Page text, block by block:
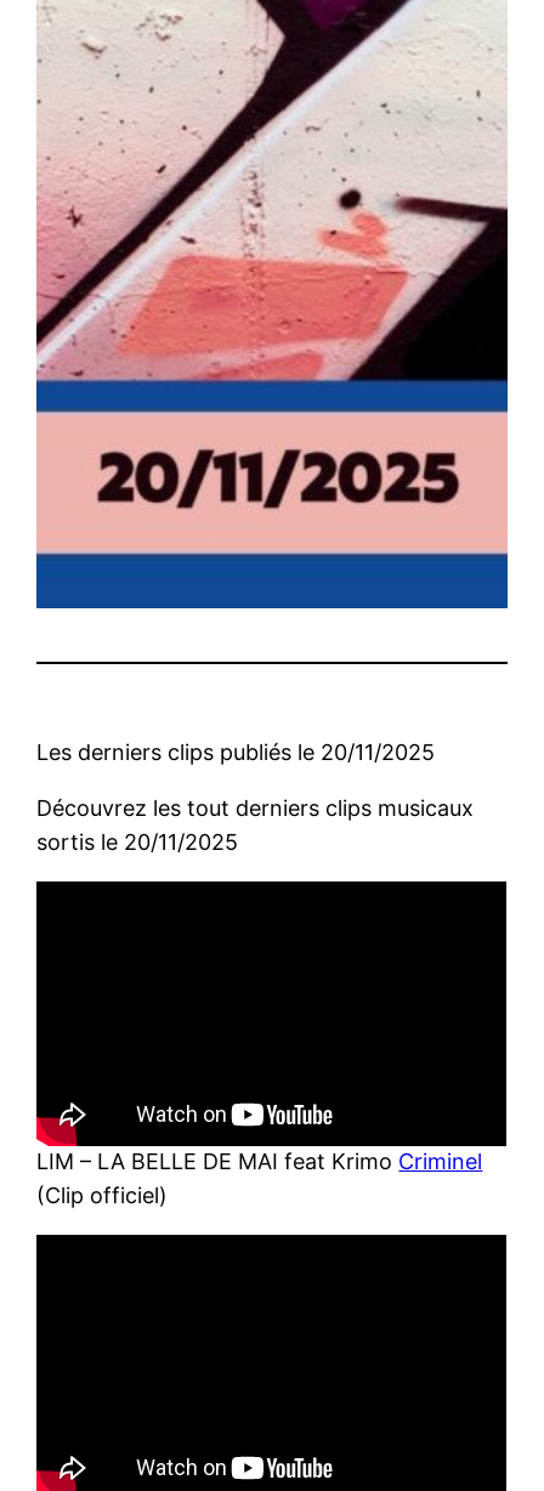
Les derniers clips publiés le 20/11/2025
Découvrez les tout derniers clips musicaux
sortis le 20/11/2025
LIM – LA BELLE DE MAI feat Krimo Criminel
(Clip officiel)